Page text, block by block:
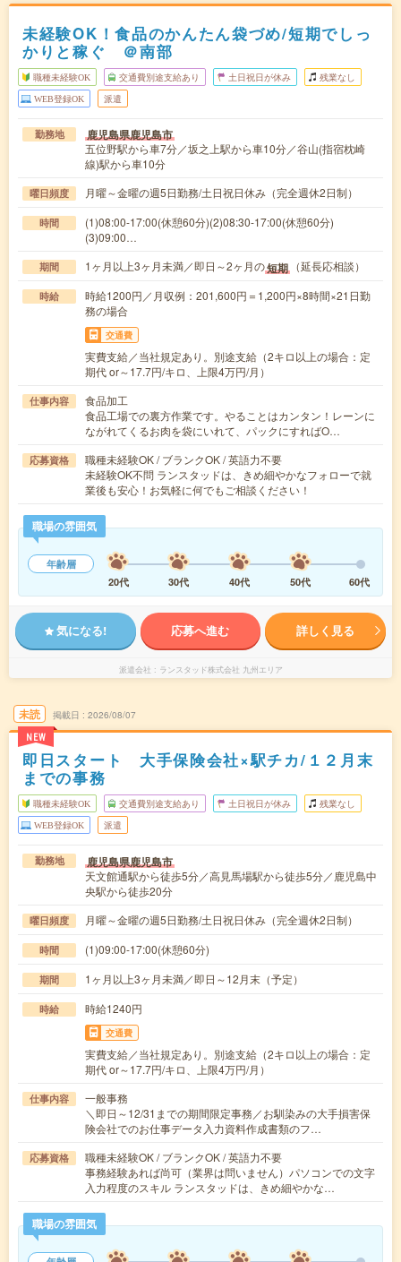
未経験OK！食品のかんたん袋づめ/短期でしっ
かりと稼ぐ ＠南部
職種未経験OK 交通費別途支給あり 土日祝日が休み 残業なし
WEB登録OK 派遣
勤務地 鹿児島県鹿児島市
五位野駅から車7分／坂之上駅から車10分／谷山(指宿枕崎
線)駅から車10分
曜日頻度 月曜～金曜の週5日勤務/土日祝日休み（完全週休2日制）
時間
(1)08:00-17:00(休憩60分)(2)08:30-17:00(休憩60分)
(3)09:00…
期間 1ヶ月以上3ヶ月未満／即日～2ヶ月の短期 （延長応相談）
時給
時給1200円／月収例：201,600円＝1,200円×8時間×21日勤
務の場合
交通費
実費支給／当社規定あり。別途支給（2キロ以上の場合：定
期代 or～17.7円/キロ、上限4万円/月）
仕事内容
食品加工
食品工場での裏方作業です。やることはカンタン！レーンに
ながれてくるお肉を袋にいれて、パックにすればO…
応募資格
職種未経験OK / ブランクOK / 英語力不要
未経験OK不問 ランスタッドは、きめ細やかなフォローで就
業後も安心！お気軽に何でもご相談ください！
職場の雰囲気
年齢層
20代
30代 40代 50代 60代
気になる! 応募へ進む 詳しく見る
派遣会社 ランスタッド株式会社 九州エリア
未読
NEW
掲載日 2026/08/07
即日スタート 大手保険会社×駅チカ/１２月末
までの事務
職種未経験OK 交通費別途支給あり 土日祝日が休み 残業なし
WEB登録OK 派遣
勤務地 鹿児島県鹿児島市
天文館通駅から徒歩5分／高見馬場駅から徒歩5分／鹿児島中
央駅から徒歩20分
曜日頻度 月曜～金曜の週5日勤務/土日祝日休み（完全週休2日制）
時間 (1)09:00-17:00(休憩60分)
期間 1ヶ月以上3ヶ月未満／即日～12月末（予定）
時給 時給1240円
交通費
実費支給／当社規定あり。別途支給（2キロ以上の場合：定
期代 or～17.7円/キロ、上限4万円/月）
仕事内容
一般事務
＼即日～12/31までの期間限定事務／お馴染みの大手損害保
険会社でのお仕事データ入力資料作成書類のフ…
応募資格
職種未経験OK / ブランクOK / 英語力不要
事務経験あれば尚可（業界は問いません）パソコンでの文字
入力程度のスキル ランスタッドは、きめ細やかな…
職場の雰囲気